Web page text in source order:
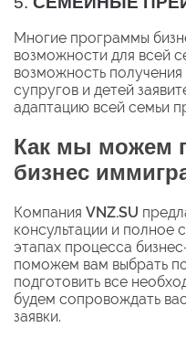
Многие программы
возможности для всей
возможность
супругов и детей
адаптацию всей семьи
Как мы можем
бизнес
Компания VNZ.SU
консультации и полное
этапах процесса
поможем вам выбрать
подготовить все
будем сопровождать
заявки.